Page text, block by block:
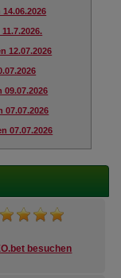
12.07.2026
07.07.2026
besuchen